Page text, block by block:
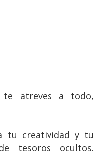
atreves a todo,
tu creatividad y tu
tesoros ocultos.